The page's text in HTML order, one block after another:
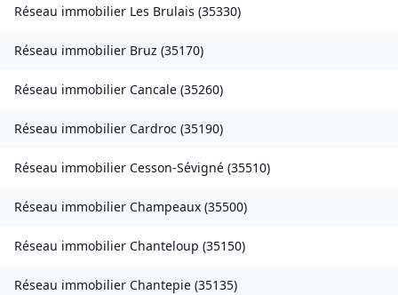
Réseau immobilier Les Brulais (35330)
Réseau immobilier Bruz (35170)
Réseau immobilier Cancale (35260)
Réseau immobilier Cardroc (35190)
Réseau immobilier Cesson-Sévigné (35510)
Réseau immobilier Champeaux (35500)
Réseau immobilier Chanteloup (35150)
Réseau immobilier Chantepie (35135)